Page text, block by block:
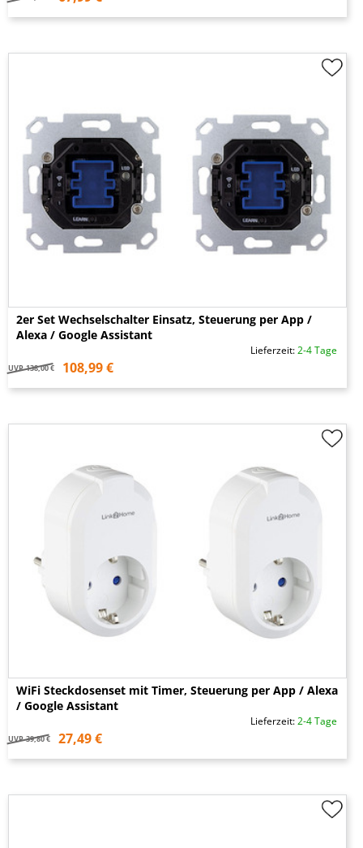
2er Set Wechselschalter Einsatz, Steuerung per App /
Alexa / Google Assistant
Lieferzeit:2-4 Tage
UVP 138,00 € 108,99 €
WiFi Steckdosenset mit Timer, Steuerung per App / Alexa
/ Google Assistant
Lieferzeit:2-4 Tage
UVP 39,80 € 27,49 €